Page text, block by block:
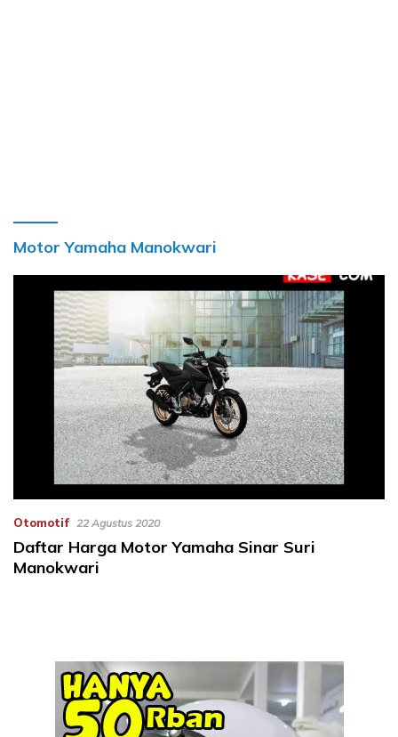
Motor Yamaha Manokwari
Otomotif 22 Agustus 2020
Daftar Harga Motor Yamaha Sinar Suri
Manokwari